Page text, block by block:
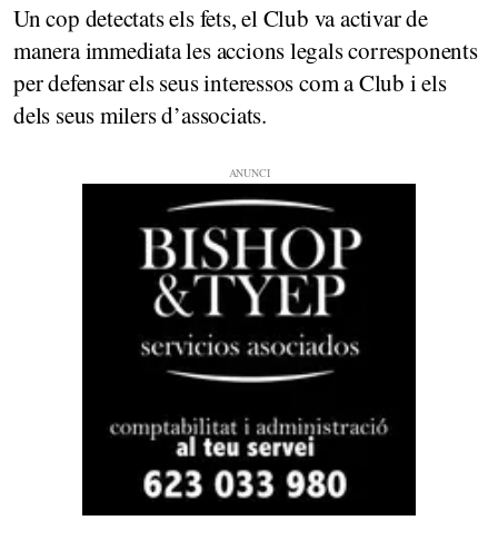
Un cop detectats els fets, el Club va activar de
manera immediata les accions legals corresponents
per defensar els seus interessos com a Club i els
dels seus milers d’associats.